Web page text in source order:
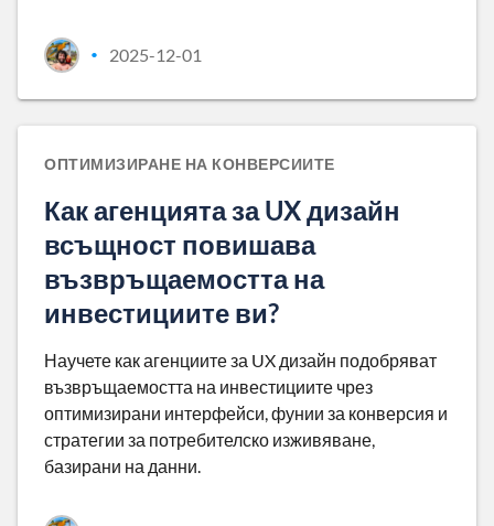
• 2025-12-01
ОПТИМИЗИРАНЕ НА КОНВЕРСИИТЕ
Как агенцията за UX дизайн
всъщност повишава
възвръщаемостта на
инвестициите ви?
Научете как агенциите за UX дизайн подобряват
възвръщаемостта на инвестициите чрез
оптимизирани интерфейси, фунии за конверсия и
стратегии за потребителско изживяване,
базирани на данни.